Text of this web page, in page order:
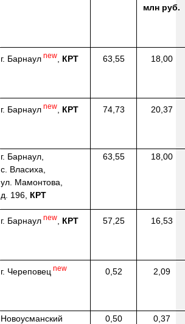
млн руб.
г. Барнаул new КРТ 63,55 18,00
г. Барнаул new КРТ 74,73 20,37
г. Барнаул,
с. Власиха,
ул. Мамонтова,
д. 196, КРТ
63,55 18,00
г. Барнаул new КРТ 57,25 16,53
г. Череповец new 0,52 2,09
Новоусманский 0,50 0,37